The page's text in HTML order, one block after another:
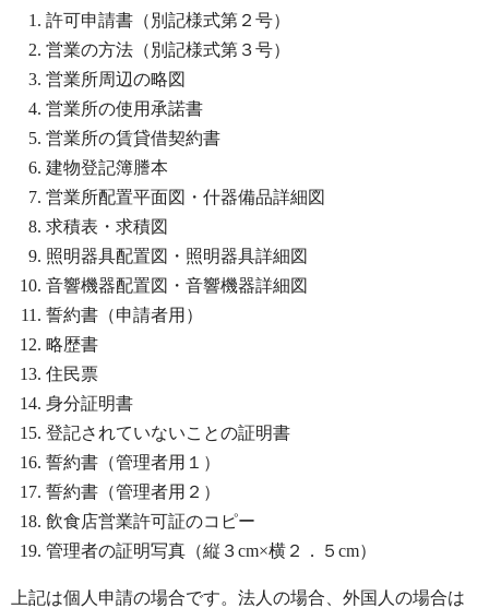
許可申請書（別記様式第２号）
営業の方法（別記様式第３号）
営業所周辺の略図
営業所の使用承諾書
営業所の賃貸借契約書
建物登記簿謄本
営業所配置平面図・什器備品詳細図
求積表・求積図
照明器具配置図・照明器具詳細図
音響機器配置図・音響機器詳細図
誓約書（申請者用）
略歴書
住民票
身分証明書
登記されていないことの証明書
誓約書（管理者用１）
誓約書（管理者用２）
飲食店営業許可証のコピー
管理者の証明写真（縦３cm×横２．５cm）
上記は個人申請の場合です。法人の場合、外国人の場合は